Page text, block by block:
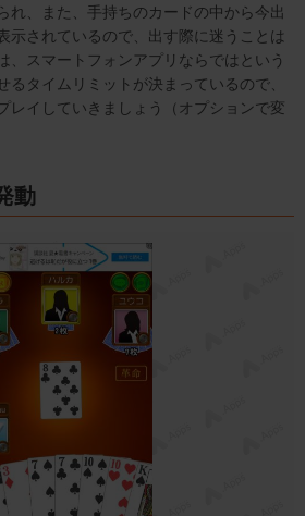
れ、また、手持ちのカードの中から今出
示されているので、出す際に迷うことは
、スマートフォンアプリならではという
るタイムリミットが決まっているので、
レイしていきましょう（オプションで変
動